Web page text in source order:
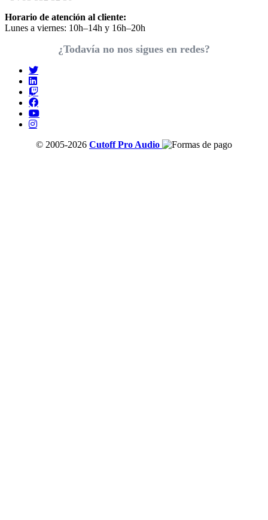
Horario de atención al cliente:
Lunes a viernes: 10h–14h y 16h–20h
¿Todavía no nos sigues en redes?
© 2005-2026 Cutoff Pro Audio